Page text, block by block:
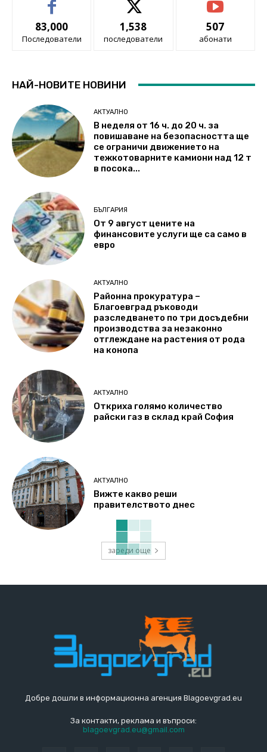
83,000
Последователи
1,538
последователи
507
абонати
НАЙ-НОВИТЕ НОВИНИ
АКТУАЛНО
В неделя от 16 ч. до 20 ч. за
повишаване на безопасността ще
се ограничи движението на
тежкотоварните камиони над 12 т
в посока...
БЪЛГАРИЯ
От 9 август цените на
финансовите услуги ще са само в
евро
АКТУАЛНО
Районна прокуратура –
Благоевград ръководи
разследването по три досъдебни
производства за незаконно
отглеждане на растения от рода
на конопа
АКТУАЛНО
Откриха голямо количество
райски газ в склад край София
АКТУАЛНО
Вижте какво реши
правителството днес
зареди още
Добре дошли в информационна агенция Blagoevgrad.eu
За контакти, реклама и въпроси:
blagoevgrad.eu@gmail.com